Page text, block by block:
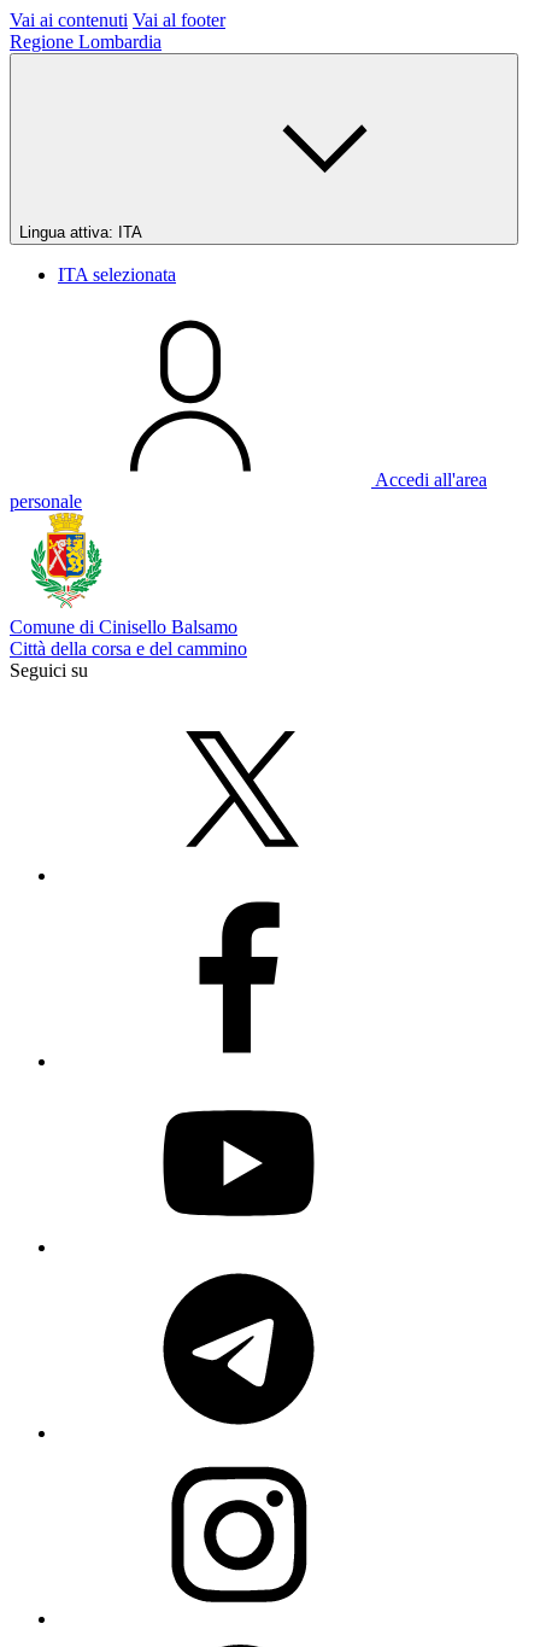
Vai ai contenuti Vai al footer
Regione Lombardia
Lingua attiva: ITA
ITA selezionata
Accedi all'area
personale
Comune di Cinisello Balsamo
Città della corsa e del cammino
Seguici su